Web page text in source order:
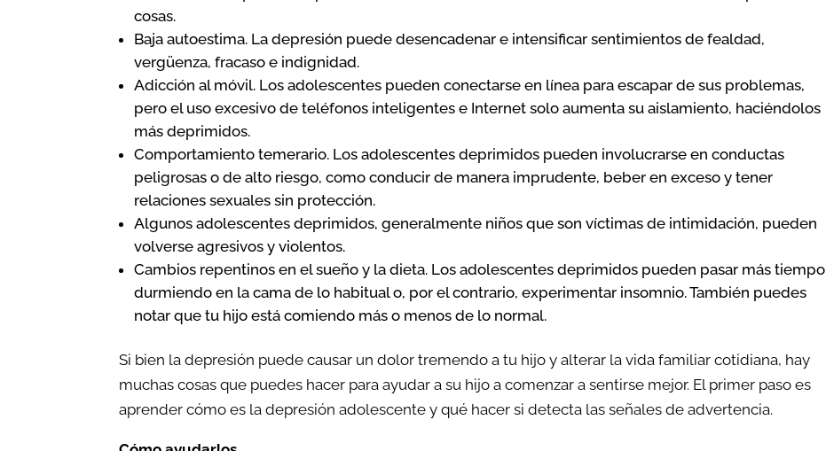
cosas.
Baja autoestima. La depresión puede desencadenar e intensificar sentimientos de fealdad,
vergüenza, fracaso e indignidad.
Adicción al móvil. Los adolescentes pueden conectarse en línea para escapar de sus problemas,
pero el uso excesivo de teléfonos inteligentes e Internet solo aumenta su aislamiento, haciéndolos
más deprimidos.
Comportamiento temerario. Los adolescentes deprimidos pueden involucrarse en conductas
peligrosas o de alto riesgo, como conducir de manera imprudente, beber en exceso y tener
relaciones sexuales sin protección.
Algunos adolescentes deprimidos, generalmente niños que son víctimas de intimidación, pueden
volverse agresivos y violentos.
Cambios repentinos en el sueño y la dieta. Los adolescentes deprimidos pueden pasar más tiempo
durmiendo en la cama de lo habitual o, por el contrario, experimentar insomnio. También puedes
notar que tu hijo está comiendo más o menos de lo normal.
Si bien la depresión puede causar un dolor tremendo a tu hijo y alterar la vida familiar cotidiana, hay
muchas cosas que puedes hacer para ayudar a su hijo a comenzar a sentirse mejor. El primer paso es
aprender cómo es la depresión adolescente y qué hacer si detecta las señales de advertencia.